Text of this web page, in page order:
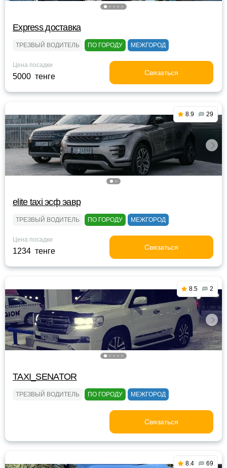
Express доставка
ТРЕЗВЫЙ ВОДИТЕЛЬ ПО ГОРОДУ МЕЖГОРОД
Цена посадки
5000 тенге Связаться
8.9 29
elite taxi эсф эавр
ТРЕЗВЫЙ ВОДИТЕЛЬ ПО ГОРОДУ МЕЖГОРОД
Цена посадки
1234 тенге Связаться
8.5 2
TAXI_SENATOR
ТРЕЗВЫЙ ВОДИТЕЛЬ ПО ГОРОДУ МЕЖГОРОД
Связаться
8.4 69